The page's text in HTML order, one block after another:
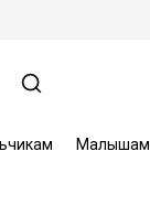
Малышам